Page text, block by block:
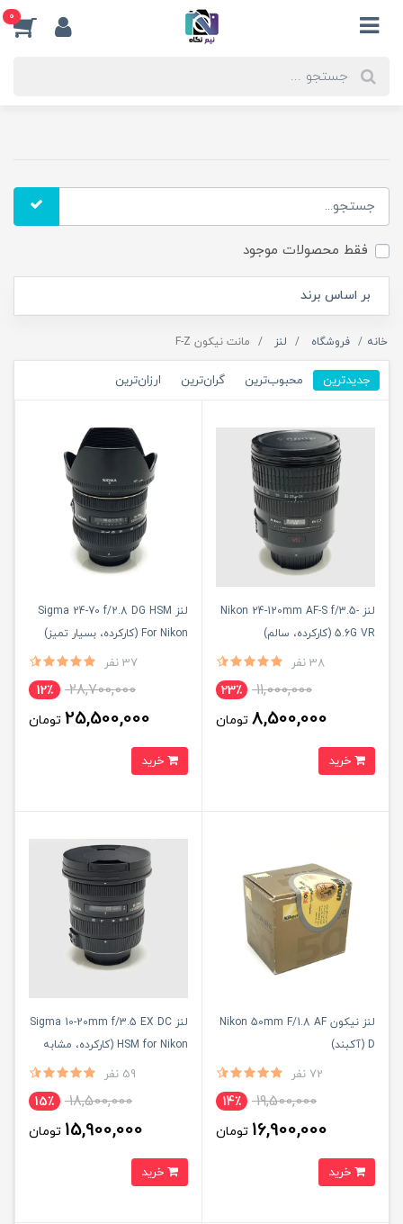
0
فقط محصولات موجود
بر اساس برند
خانه فروشگاه لنز مانت نیکون F-Z
جدیدترین محبوب‌ترین گران‌ترین ارزان‌ترین
لنز Nikon 24-120mm AF-S f/3.5-
5.6G VR (کارکرده، سالم)
38 نفر
11,000,000 23٪
8,500,000 تومان
لنز Sigma 24-70 f/2.8 DG HSM
For Nikon (کارکرده، بسیار تمیز)
37 نفر
28,700,000 12٪
25,500,000 تومان
لنز نیکون Nikon 50mm F/1.8 AF
D (آکبند)
72 نفر
19,500,000 14٪
16,900,000 تومان
لنز Sigma 10-20mm f/3.5 EX DC
HSM for Nikon (کارکرده، مشابه
59 نفر
18,500,000 15٪
15,900,000 تومان